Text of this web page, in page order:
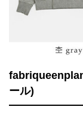
ール)